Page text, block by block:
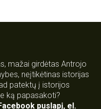
mažai girdėtas Antrojo
neįtikėtinas istorijas
patektų į istorijos
ką papasakoti?
puslapį, el.